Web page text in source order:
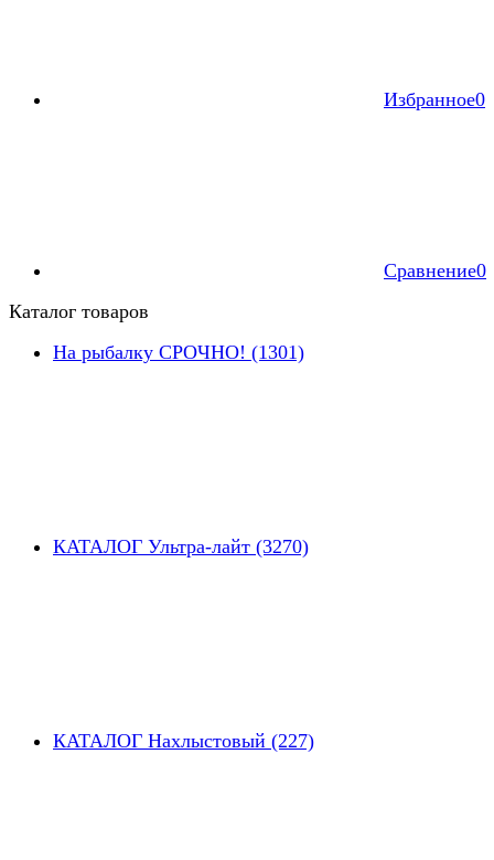
Избранное0
Сравнение0
Каталог товаров
На рыбалку СРОЧНО! (1301)
КАТАЛОГ Ультра-лайт (3270)
КАТАЛОГ Нахлыстовый (227)